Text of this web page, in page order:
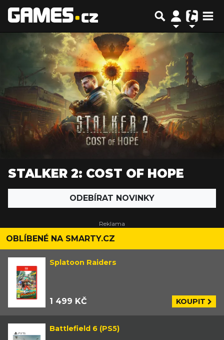
STALKER 2: COST OF HOPE
ODEBÍRAT NOVINKY
OBLÍBENÉ NA SMARTY.CZ
Splatoon Raiders
1 499 KČ KOUPIT
Battlefield 6 (PS5)